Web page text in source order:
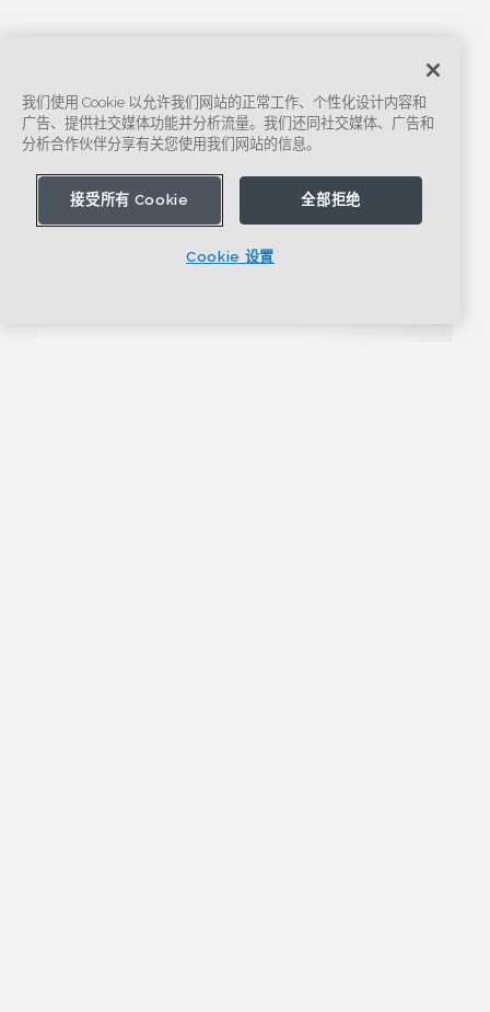
我们使用 Cookie 以允许我们网站的正常工作、个性化设计内容和
广告、提供社交媒体功能并分析流量。我们还同社交媒体、广告和
分析合作伙伴分享有关您使用我们网站的信息。
接受所有 Cookie 全部拒绝
Cookie 设置